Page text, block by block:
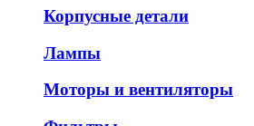
Корпусные детали
Лампы
Моторы и вентиляторы